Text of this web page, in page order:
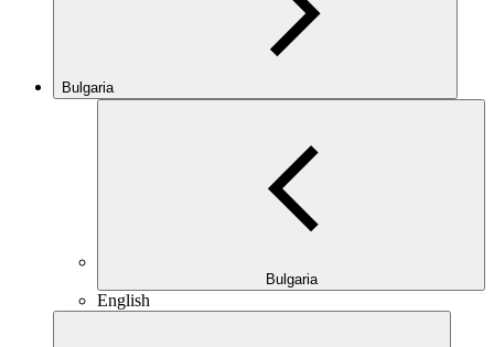
Bulgaria
Bulgaria
English